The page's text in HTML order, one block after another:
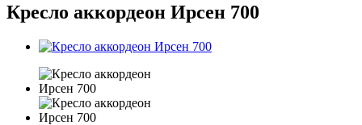
Кресло аккордеон Ирсен 700